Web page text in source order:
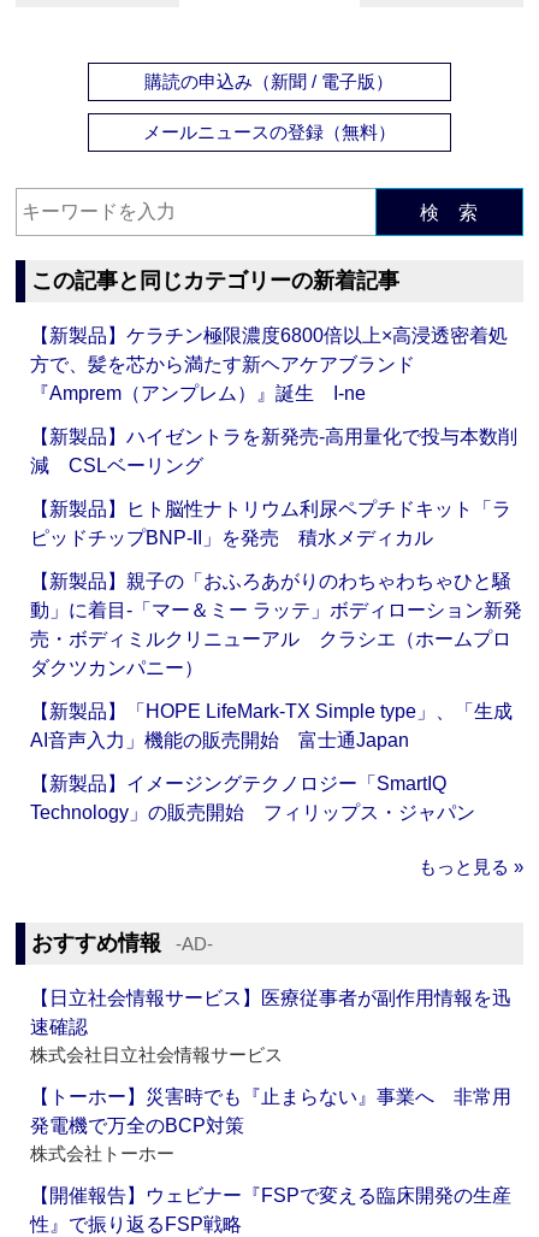
購読の申込み（新聞 / 電子版）
メールニュースの登録（無料）
検 索
この記事と同じカテゴリーの新着記事
【新製品】ケラチン極限濃度6800倍以上×高浸透密着処
方で、髪を芯から満たす新ヘアケアブランド
『Amprem（アンプレム）』誕生 I-ne
【新製品】ハイゼントラを新発売‐高用量化で投与本数削
減 CSLベーリング
【新製品】ヒト脳性ナトリウム利尿ペプチドキット「ラ
ピッドチップBNP-II」を発売 積水メディカル
【新製品】親子の「おふろあがりのわちゃわちゃひと騒
動」に着目‐「マー＆ミー ラッテ」ボディローション新発
売・ボディミルクリニューアル クラシエ（ホームプロ
ダクツカンパニー）
【新製品】「HOPE LifeMark-TX Simple type」、「生成
AI音声入力」機能の販売開始 富士通Japan
【新製品】イメージングテクノロジー「SmartIQ
Technology」の販売開始 フィリップス・ジャパン
もっと見る »
おすすめ情報 ‐AD‐
【日立社会情報サービス】医療従事者が副作用情報を迅
速確認
株式会社日立社会情報サービス
【トーホー】災害時でも『止まらない』事業へ 非常用
発電機で万全のBCP対策
株式会社トーホー
【開催報告】ウェビナー『FSPで変える臨床開発の生産
性』で振り返るFSP戦略